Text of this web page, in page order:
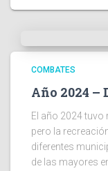
COMBATES
Año 2024
El año 2024 tuvo
pero la
diferentes
de las mayores